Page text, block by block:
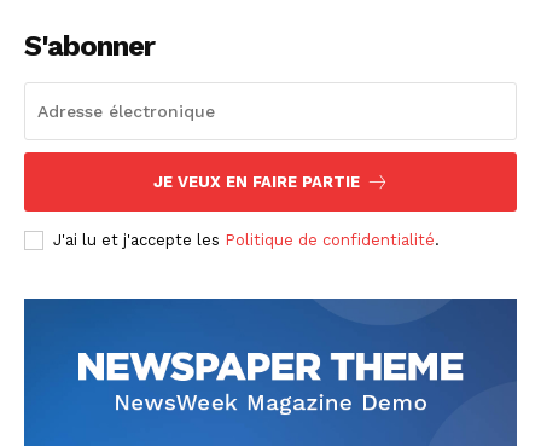
S'abonner
JE VEUX EN FAIRE PARTIE
J'ai lu et j'accepte les Politique de confidentialité.